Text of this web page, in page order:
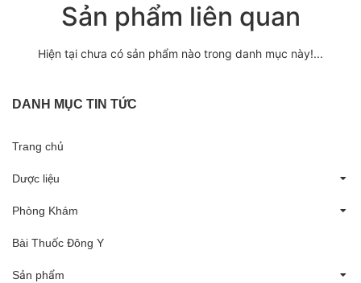
Sản phẩm liên quan
Hiện tại chưa có sản phẩm nào trong danh mục này!...
DANH MỤC TIN TỨC
Trang chủ
Dược liệu
Phòng Khám
Bài Thuốc Đông Y
Sản phẩm